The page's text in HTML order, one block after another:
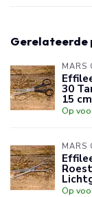
Gerelateerde
MARS
30
15
Op
MARS
Op